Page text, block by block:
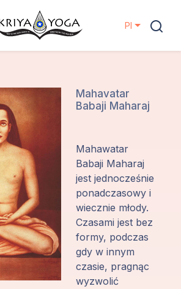
Pl
Mahavatar
Babaji Maharaj
Mahawatar
Babaji Maharaj
jest jednocześnie
ponadczasowy i
wiecznie młody.
Czasami jest bez
formy, podczas
gdy w innym
czasie, pragnąc
wyzwolić